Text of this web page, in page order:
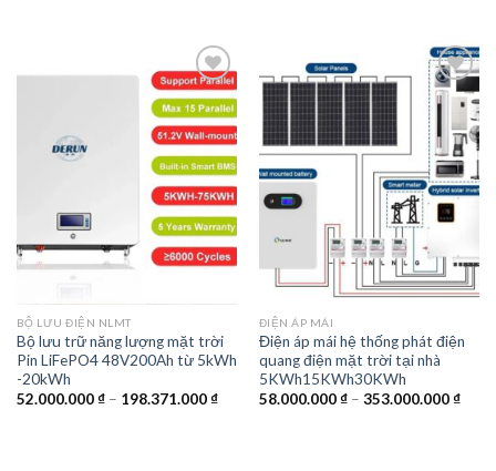
59.980.000 ₫.
Add to
wishlist
BỘ LƯU ĐIỆN NLMT
Bộ lưu trữ năng lượng mặt trời
Pin LiFePO4 48V200Ah từ 5kWh
-20kWh
52.000.000₫ – 198.371.000₫Khoảng
Add to
wishlist
ĐIỆN ÁP MÁI
Điện áp mái hệ thống phát điện
quang điện mặt trời tại nhà
5KWh15KWh30KWh
58.000.000₫ – 353.000.000₫